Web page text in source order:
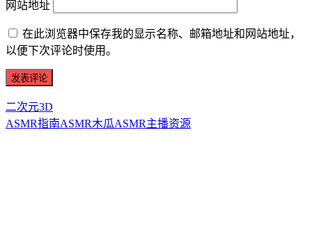
网站地址
在此浏览器中保存我的显示名称、邮箱地址和网站地址，
以便下次评论时使用。
二次元3D
ASMR指南ASMR木瓜ASMR主播资源